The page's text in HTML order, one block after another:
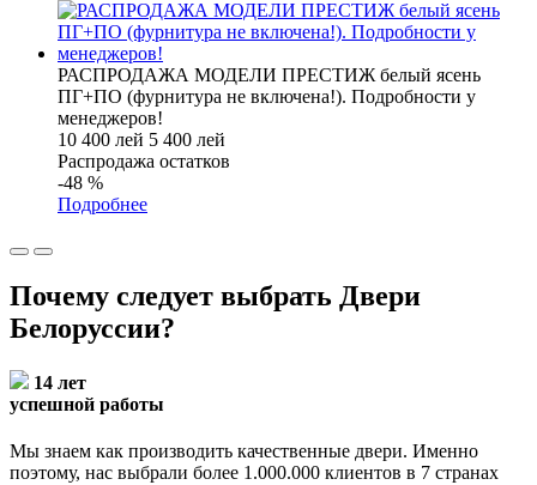
РАСПРОДАЖА МОДЕЛИ ПРЕСТИЖ белый ясень
ПГ+ПО (фурнитура не включена!). Подробности у
менеджеров!
10 400 лей 5 400 лей
Распродажа остатков
-48 %
Подробнее
Почему следует выбрать Двери
Белоруссии?
14 лет
успешной работы
Мы знаем как производить качественные двери. Именно
поэтому, нас выбрали более 1.000.000 клиентов в 7 странах